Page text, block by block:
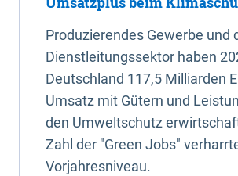
Produzierendes Gewerbe und
Dienstleitungssektor haben
Deutschland 117,5 Milliarden
Umsatz mit Gütern und
den Umweltschutz
Zahl der "Green Jobs"
Vorjahresniveau.